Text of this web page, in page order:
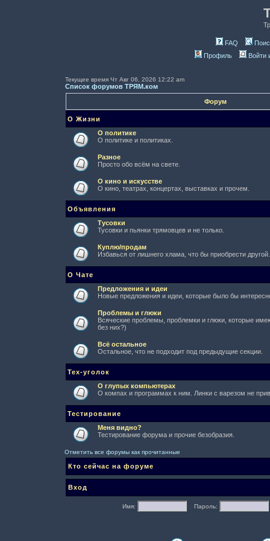
FAQ
Профиль
Войти
Текущее время Чт Авг 06, 2026 12:22 am
Список форумов ТРЯМ.ком
Форум
О Жизни
О политике
О политике и политиках.
Разное
Просто обо всём на свете.
О кино и искусстве
О кино, театрах, концертах, выставках и прочем.
Объявления
Тусовки
Тусовки и пьянки трямовцев и не только.
Куплю/продам
Избавься от лишнего хлама, что бы приобрести другой.
О Чате
Предложения и идеи
Новые предложения и идеи, которые было бы
Проблемы и глюки
Всяческие проблемы, проблемки и глюки, которые
без них?)
Всё остальное
Остальное, что не подходит под предыдущие секции.
Тех-уголок
О глупых компьютерах
О компах и программах к ним. Линки с варезом не
Тестирование
Меня видно?
Тестирование форума и прочие безобразия.
Отметить все форумы как прочитанные
Кто сейчас на форуме
Вход
Имя: Пароль: